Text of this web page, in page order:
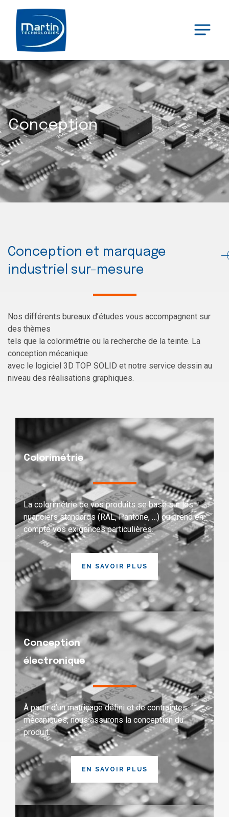
Conception
Conception et marquage
industriel sur-mesure
Nos différents bureaux d’études vous accompagnent sur
des thèmes
tels que la colorimétrie ou la recherche de la teinte. La
conception mécanique
avec le logiciel 3D TOP SOLID et notre service dessin au
niveau des réalisations graphiques.
Colorimétrie
La colorimétrie de vos produits se base sur les
nuanciers standards (RAL, Pantone, …) ou prend en
compte vos exigences particulières.
EN SAVOIR PLUS
Conception
électronique
À partir d’un matriçage défini et de contraintes
mécaniques, nous assurons la conception du
produit.
EN SAVOIR PLUS